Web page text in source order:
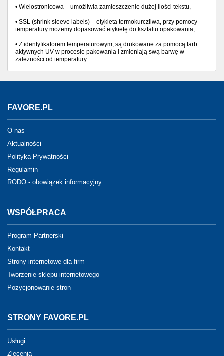
• Wielostronicowa – umożliwia zamieszczenie dużej ilości tekstu,
• SSL (shrink sleeve labels) – etykieta termokurczliwa, przy pomocy
temperatury możemy dopasować etykietę do kształtu opakowania,
• Z identyfikatorem temperaturowym, są drukowane za pomocą farb
aktywnych UV w procesie pakowania i zmieniają swą barwę w
zależności od temperatury.
FAVORE.PL
O nas
Aktualności
Polityka Prywatności
Regulamin
RODO - obowiązek informacyjny
WSPÓŁPRACA
Program Partnerski
Kontakt
Strony internetowe dla firm
Tworzenie sklepu internetowego
Pozycjonowanie stron
STRONY FAVORE.PL
Usługi
Zlecenia